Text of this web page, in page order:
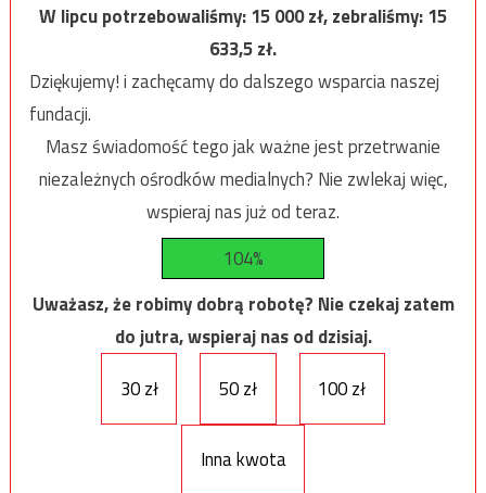
W lipcu potrzebowaliśmy:15 000zł, zebraliśmy:15
633,5zł.
Dziękujemy! i zachęcamy do dalszego wsparcia naszej
fundacji.
Masz świadomość tego jak ważne jest przetrwanie
niezależnych ośrodków medialnych? Nie zwlekaj więc,
wspieraj nas już od teraz.
104%
Uważasz, że robimy dobrą robotę? Nie czekaj zatem
do jutra, wspieraj nas od dzisiaj.
30 zł
50 zł 100 zł
Inna kwota